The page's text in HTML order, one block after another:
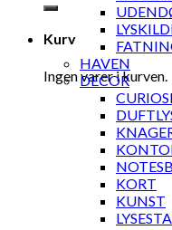
Kurv
Ingen varer i kurven.
HAVEN
DECOR
KORT
KUNST